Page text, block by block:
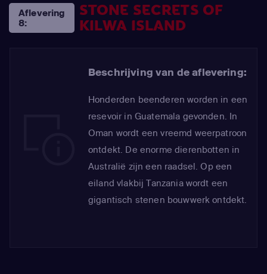
Aflevering
8:
STONE SECRETS OF
KILWA ISLAND
Beschrijving van de aflevering:
Honderden beenderen worden in een
resevoir in Guatemala gevonden. In
Oman wordt een vreemd weerpatroon
ontdekt. De enorme dierenbotten in
Australië zijn een raadsel. Op een
eiland vlakbij Tanzania wordt een
gigantisch stenen bouwwerk ontdekt.